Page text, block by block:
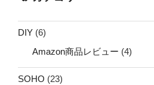
DIY (6)
Amazon商品レビュー (4)
SOHO (23)